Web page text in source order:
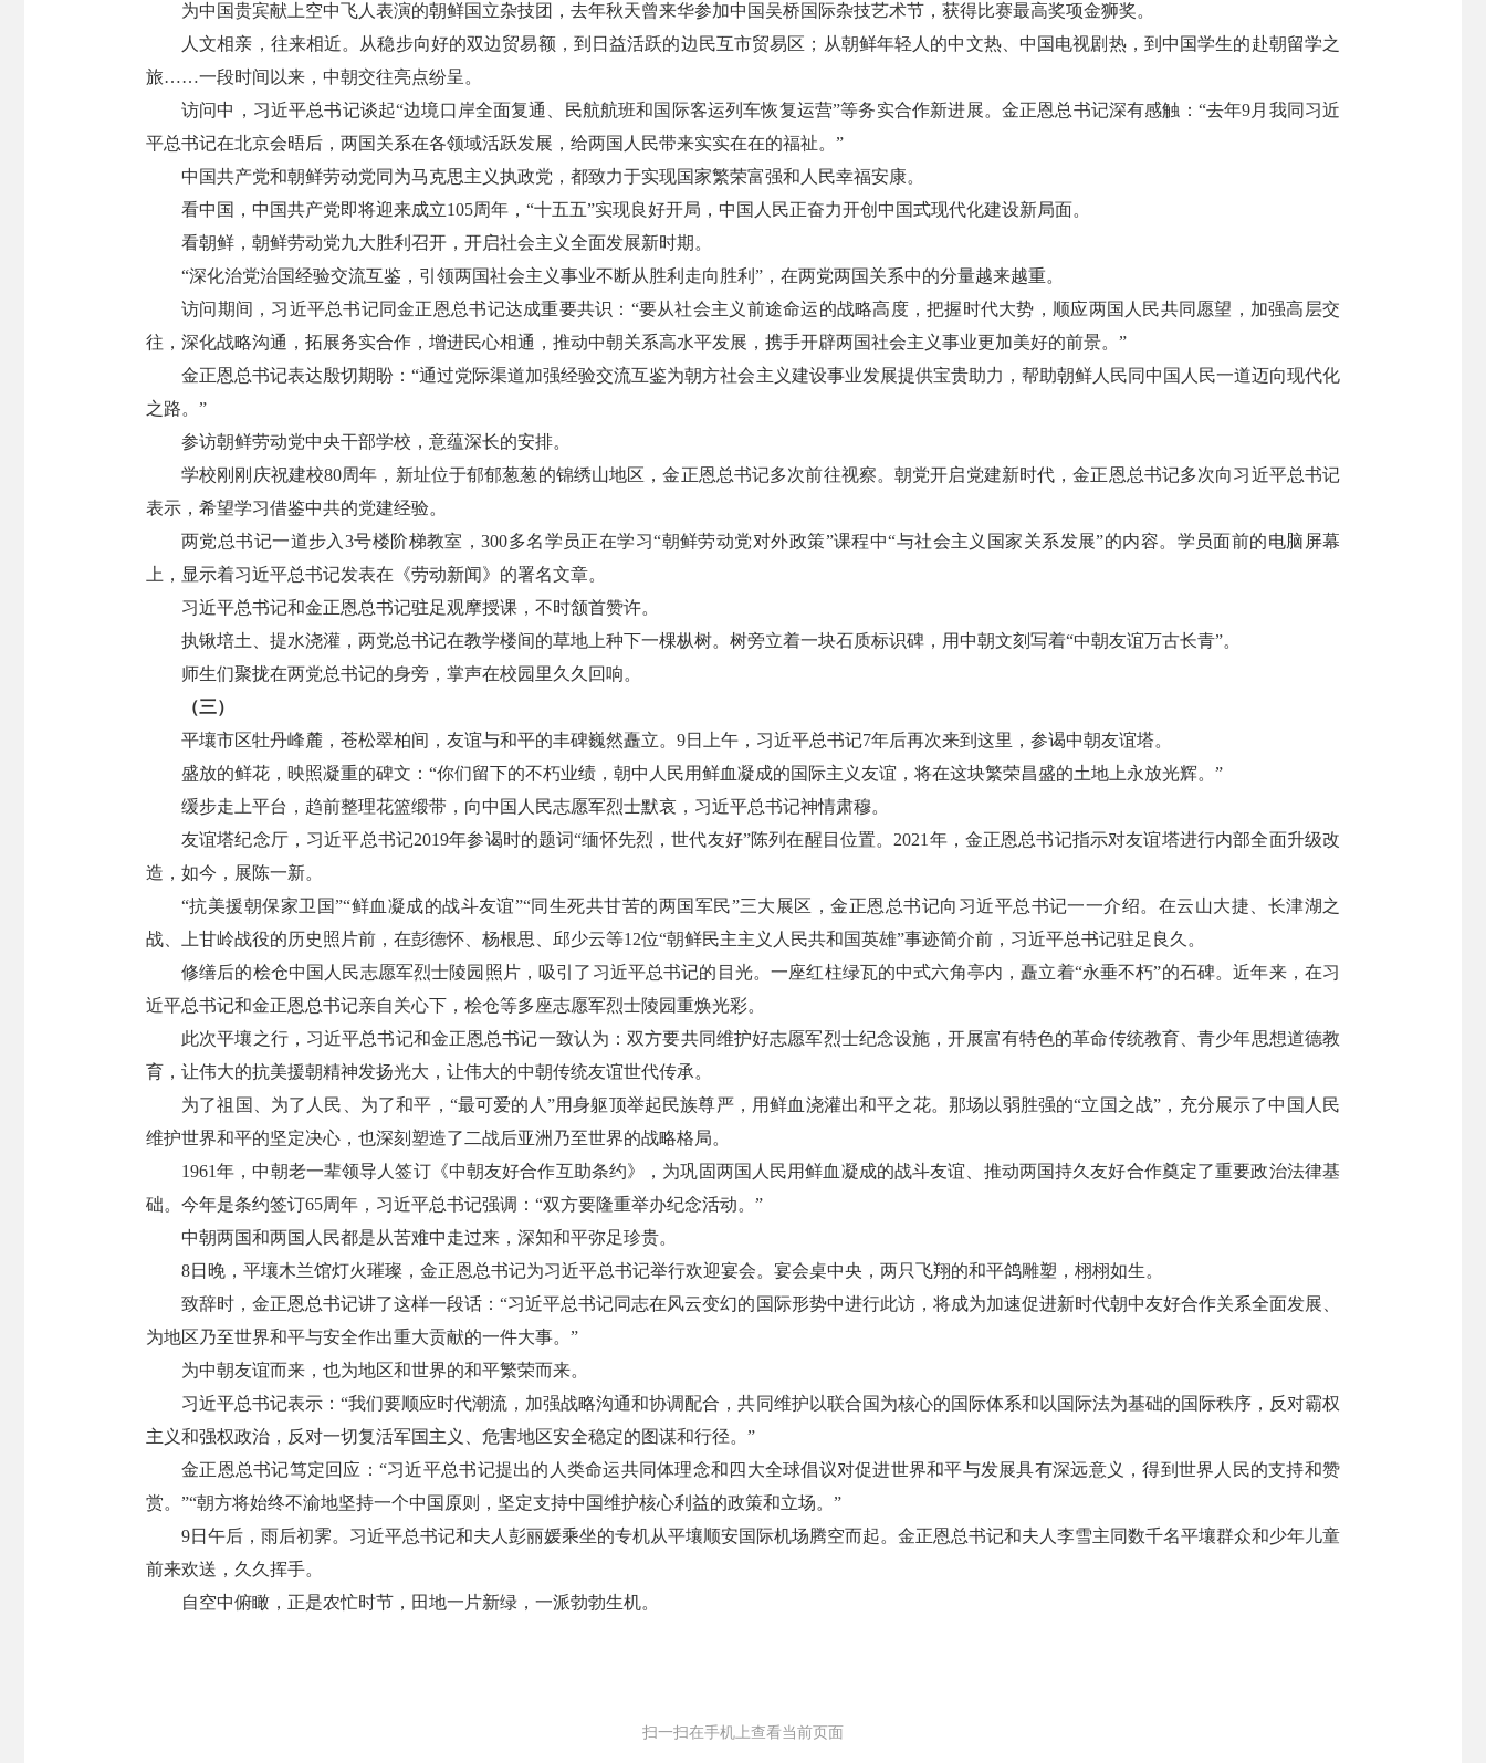
为中国贵宾献上空中飞人表演的朝鲜国立杂技团，去年秋天曾来华参加中国吴桥国际杂技艺术节，获得比赛最高奖项金狮奖。
人文相亲，往来相近。从稳步向好的双边贸易额，到日益活跃的边民互市贸易区；从朝鲜年轻人的中文热、中国电视剧热，到中国学生的赴朝留学之
旅……一段时间以来，中朝交往亮点纷呈。
访问中，习近平总书记谈起“边境口岸全面复通、民航航班和国际客运列车恢复运营”等务实合作新进展。金正恩总书记深有感触：“去年9月我同习近
平总书记在北京会晤后，两国关系在各领域活跃发展，给两国人民带来实实在在的福祉。”
中国共产党和朝鲜劳动党同为马克思主义执政党，都致力于实现国家繁荣富强和人民幸福安康。
看中国，中国共产党即将迎来成立105周年，“十五五”实现良好开局，中国人民正奋力开创中国式现代化建设新局面。
看朝鲜，朝鲜劳动党九大胜利召开，开启社会主义全面发展新时期。
“深化治党治国经验交流互鉴，引领两国社会主义事业不断从胜利走向胜利”，在两党两国关系中的分量越来越重。
访问期间，习近平总书记同金正恩总书记达成重要共识：“要从社会主义前途命运的战略高度，把握时代大势，顺应两国人民共同愿望，加强高层交
往，深化战略沟通，拓展务实合作，增进民心相通，推动中朝关系高水平发展，携手开辟两国社会主义事业更加美好的前景。”
金正恩总书记表达殷切期盼：“通过党际渠道加强经验交流互鉴为朝方社会主义建设事业发展提供宝贵助力，帮助朝鲜人民同中国人民一道迈向现代化
之路。”
参访朝鲜劳动党中央干部学校，意蕴深长的安排。
学校刚刚庆祝建校80周年，新址位于郁郁葱葱的锦绣山地区，金正恩总书记多次前往视察。朝党开启党建新时代，金正恩总书记多次向习近平总书记
表示，希望学习借鉴中共的党建经验。
两党总书记一道步入3号楼阶梯教室，300多名学员正在学习“朝鲜劳动党对外政策”课程中“与社会主义国家关系发展”的内容。学员面前的电脑屏幕
上，显示着习近平总书记发表在《劳动新闻》的署名文章。
习近平总书记和金正恩总书记驻足观摩授课，不时颔首赞许。
执锹培土、提水浇灌，两党总书记在教学楼间的草地上种下一棵枞树。树旁立着一块石质标识碑，用中朝文刻写着“中朝友谊万古长青”。
师生们聚拢在两党总书记的身旁，掌声在校园里久久回响。
（三）
平壤市区牡丹峰麓，苍松翠柏间，友谊与和平的丰碑巍然矗立。9日上午，习近平总书记7年后再次来到这里，参谒中朝友谊塔。
盛放的鲜花，映照凝重的碑文：“你们留下的不朽业绩，朝中人民用鲜血凝成的国际主义友谊，将在这块繁荣昌盛的土地上永放光辉。”
缓步走上平台，趋前整理花篮缎带，向中国人民志愿军烈士默哀，习近平总书记神情肃穆。
友谊塔纪念厅，习近平总书记2019年参谒时的题词“缅怀先烈，世代友好”陈列在醒目位置。2021年，金正恩总书记指示对友谊塔进行内部全面升级改
造，如今，展陈一新。
“抗美援朝保家卫国”“鲜血凝成的战斗友谊”“同生死共甘苦的两国军民”三大展区，金正恩总书记向习近平总书记一一介绍。在云山大捷、长津湖之
战、上甘岭战役的历史照片前，在彭德怀、杨根思、邱少云等12位“朝鲜民主主义人民共和国英雄”事迹简介前，习近平总书记驻足良久。
修缮后的桧仓中国人民志愿军烈士陵园照片，吸引了习近平总书记的目光。一座红柱绿瓦的中式六角亭内，矗立着“永垂不朽”的石碑。近年来，在习
近平总书记和金正恩总书记亲自关心下，桧仓等多座志愿军烈士陵园重焕光彩。
此次平壤之行，习近平总书记和金正恩总书记一致认为：双方要共同维护好志愿军烈士纪念设施，开展富有特色的革命传统教育、青少年思想道德教
育，让伟大的抗美援朝精神发扬光大，让伟大的中朝传统友谊世代传承。
为了祖国、为了人民、为了和平，“最可爱的人”用身躯顶举起民族尊严，用鲜血浇灌出和平之花。那场以弱胜强的“立国之战”，充分展示了中国人民
维护世界和平的坚定决心，也深刻塑造了二战后亚洲乃至世界的战略格局。
1961年，中朝老一辈领导人签订《中朝友好合作互助条约》，为巩固两国人民用鲜血凝成的战斗友谊、推动两国持久友好合作奠定了重要政治法律基
础。今年是条约签订65周年，习近平总书记强调：“双方要隆重举办纪念活动。”
中朝两国和两国人民都是从苦难中走过来，深知和平弥足珍贵。
8日晚，平壤木兰馆灯火璀璨，金正恩总书记为习近平总书记举行欢迎宴会。宴会桌中央，两只飞翔的和平鸽雕塑，栩栩如生。
致辞时，金正恩总书记讲了这样一段话：“习近平总书记同志在风云变幻的国际形势中进行此访，将成为加速促进新时代朝中友好合作关系全面发展、
为地区乃至世界和平与安全作出重大贡献的一件大事。”
为中朝友谊而来，也为地区和世界的和平繁荣而来。
习近平总书记表示：“我们要顺应时代潮流，加强战略沟通和协调配合，共同维护以联合国为核心的国际体系和以国际法为基础的国际秩序，反对霸权
主义和强权政治，反对一切复活军国主义、危害地区安全稳定的图谋和行径。”
金正恩总书记笃定回应：“习近平总书记提出的人类命运共同体理念和四大全球倡议对促进世界和平与发展具有深远意义，得到世界人民的支持和赞
赏。”“朝方将始终不渝地坚持一个中国原则，坚定支持中国维护核心利益的政策和立场。”
9日午后，雨后初霁。习近平总书记和夫人彭丽媛乘坐的专机从平壤顺安国际机场腾空而起。金正恩总书记和夫人李雪主同数千名平壤群众和少年儿童
前来欢送，久久挥手。
自空中俯瞰，正是农忙时节，田地一片新绿，一派勃勃生机。
扫一扫在手机上查看当前页面